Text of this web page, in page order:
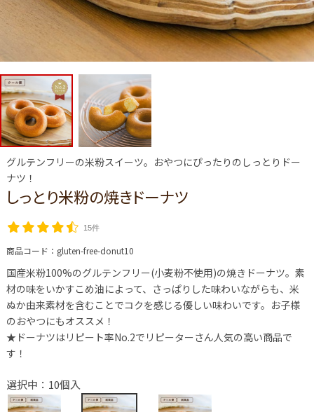
グルテンフリーの米粉スイーツ。おやつにぴったりのしっとりドー
ナツ！
しっとり米粉の焼きドーナツ
15件
商品コード： gluten-free-donut10
国産米粉100%のグルテンフリー(小麦粉不使用)の焼きドーナツ。素
材の味をいかすこめ油によって、さっぱりした味わいながらも、米
ぬか由来素材を含むことでコクを感じる優しい味わいです。お子様
のおやつにもオススメ！
★ドーナツはリピート率No.2でリピーターさん人気の高い商品で
す！
選択中：10個入